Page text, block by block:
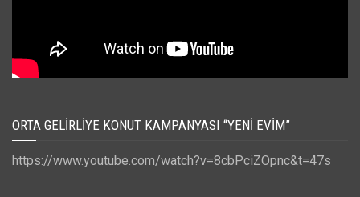
ORTA GELIRLIYE KONUT KAMPANYASI “YENI EVIM”
https://www.youtube.com/watch?v=8cbPciZOpnc&t=47s